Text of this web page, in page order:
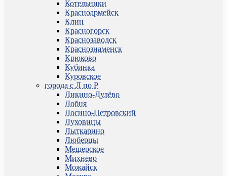
Котельники
Красноармейск
Клин
Красногорск
Краснозаводск
Краснознаменск
Крюково
Кубинка
Куровское
города с Л по Р
Ликино-Дулёво
Лобня
Лосино-Петровский
Луховицы
Лыткарино
Люберцы
Мещерское
Михнево
Можайск